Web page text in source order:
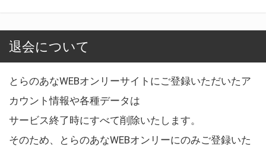
退会について
とらのあなWEBオンリーサイトにご登録いただいたア
カウント情報や各種データは
サービス終了時にすべて削除いたします。
そのため、とらのあなWEBオンリーにのみご登録いた